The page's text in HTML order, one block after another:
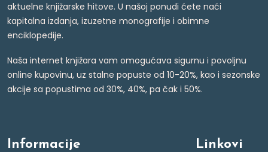
aktuelne knjižarske hitove. U našoj ponudi ćete naći
kapitalna izdanja, izuzetne monografije i obimne
enciklopedije.
Naša internet knjižara vam omogućava sigurnu i povoljnu
online kupovinu, uz stalne popuste od 10-20%, kao i sezonske
akcije sa popustima od 30%, 40%, pa čak i 50%.
Informacije Linkovi